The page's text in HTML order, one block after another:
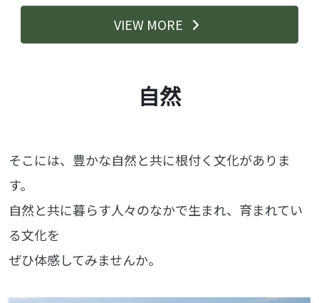
VIEW MORE
自然
そこには、豊かな自然と共に根付く文化がありま
す。
自然と共に暮らす人々のなかで生まれ、育まれてい
る文化を
ぜひ体感してみませんか。